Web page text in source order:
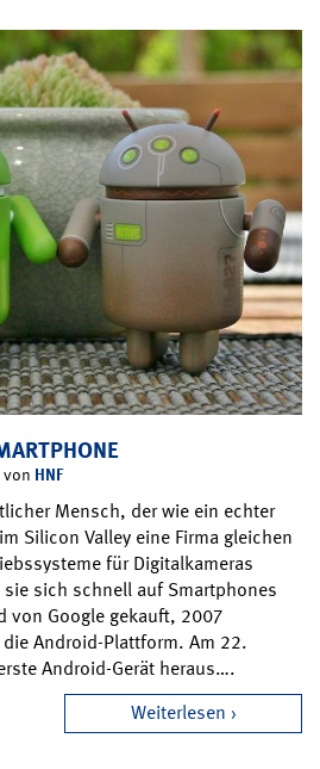
von HNF
Mensch, der wie ein echter
Silicon Valley eine Firma gleichen
für Digitalkameras
sich schnell auf Smartphones
von Google gekauft, 2007
Android-Plattform. Am 22.
Android-Gerät heraus….
Weiterlesen